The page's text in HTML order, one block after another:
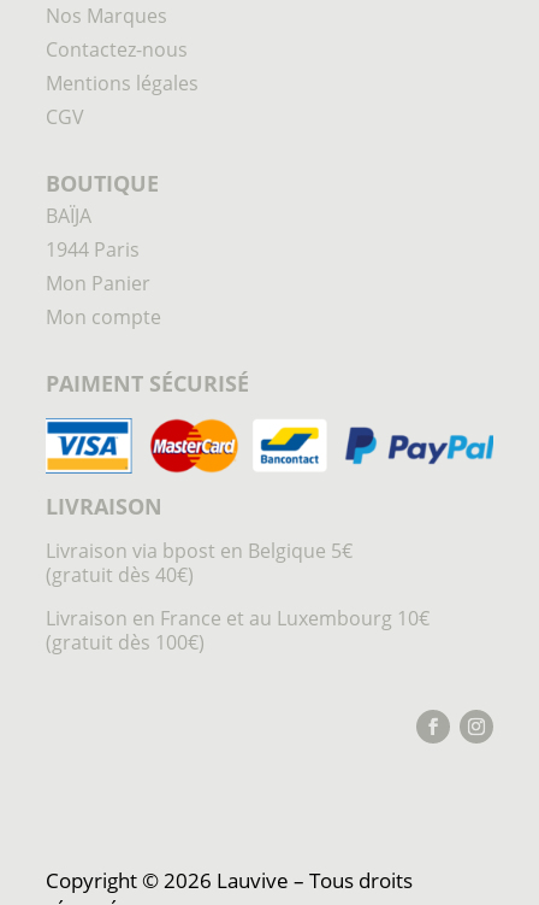
Nos Marques
Contactez-nous
Mentions légales
CGV
BOUTIQUE
BAÏJA
1944 Paris
Mon Panier
Mon compte
PAIMENT SÉCURISÉ
LIVRAISON
Livraison via bpost en Belgique 5€
(gratuit dès 40€)
Livraison en France et au Luxembourg 10€
(gratuit dès 100€)
Copyright © 2026 Lauvive – Tous droits